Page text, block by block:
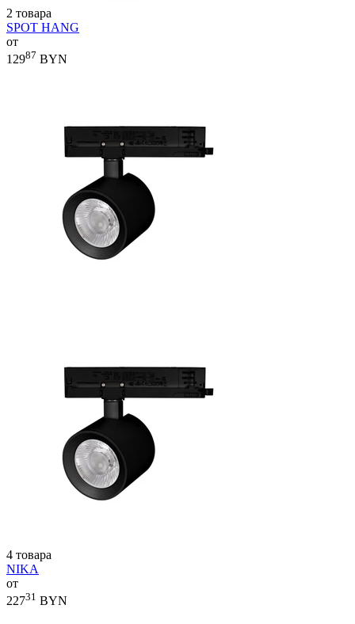
2 товара
SPOT HANG
от
12987 BYN
4 товара
NIKA
от
22731 BYN